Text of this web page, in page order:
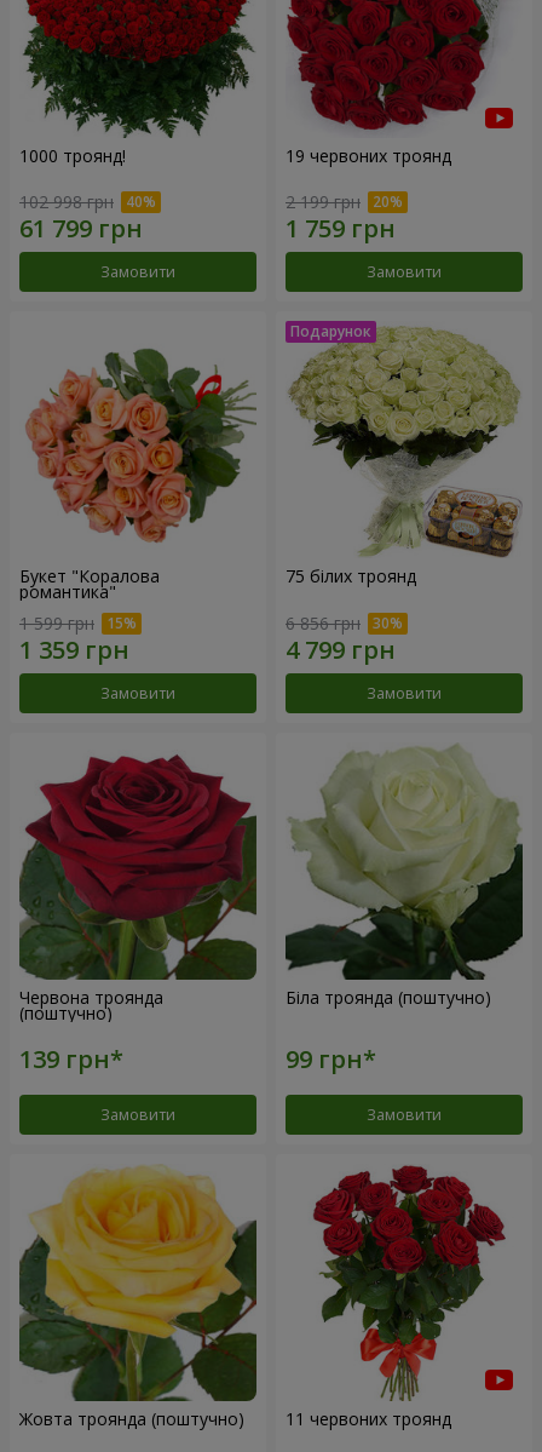
1000 троянд!
102 998 грн
Замовити
19 червоних троянд
2 199 грн
Замовити
Букет "Коралова
романтика"
1 599 грн
Замовити
75 білих троянд
6 856 грн
Замовити
Червона троянда
(поштучно)
Замовити
Біла троянда (поштучно)
Замовити
Жовта троянда (поштучно) 11 червоних троянд